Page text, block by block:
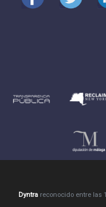
Dyntrareconocido entre las